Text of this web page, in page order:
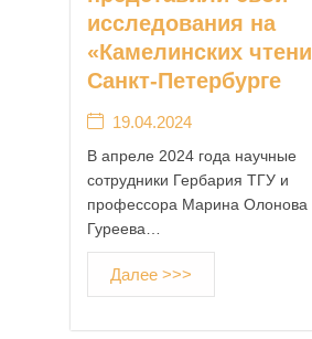
исследования на
«Камелинских
Санкт-Петербурге
19.04.2024
В апреле 2024 года научные
сотрудники Гербария ТГУ и
профессора Марина Олонова
Гуреева…
Далее >>>